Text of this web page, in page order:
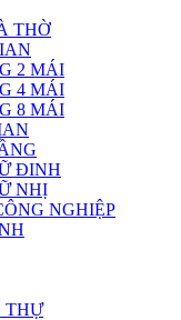
THỜ
2 MÁI
4 MÁI
8 MÁI
ĐINH
NHỊ
NGHIỆP
THỰ